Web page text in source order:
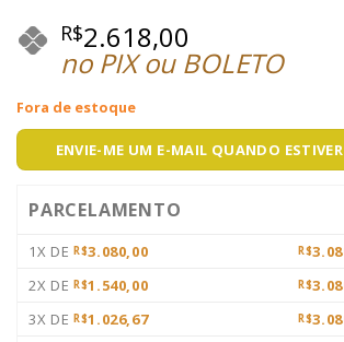
R$2.618,00
no PIX ou BOLETO
Fora de estoque
ENVIE-ME UM E-MAIL QUANDO
PARCELAMENTO
1X DE R$3.080,00 R$
2X DE R$1.540,00 R$
3X DE R$1.026,67 R$